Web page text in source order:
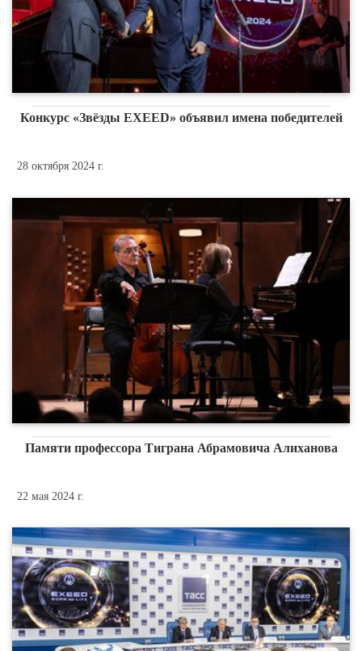
Конкурс «Звёзды EXEED» объявил имена победителей
28 октября 2024 г.
Памяти профессора Тиграна Абрамовича Алиханова
22 мая 2024 г.